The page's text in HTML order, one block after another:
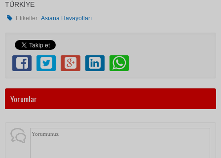
TÜRKİYE
Etiketler: Asiana Havayolları
Yorumlar